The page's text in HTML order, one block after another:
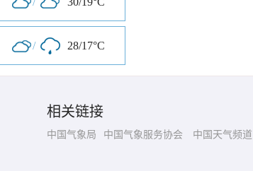
/ 28/17°C
相关链接
中国气象局 中国气象服务协会 中国天气频道